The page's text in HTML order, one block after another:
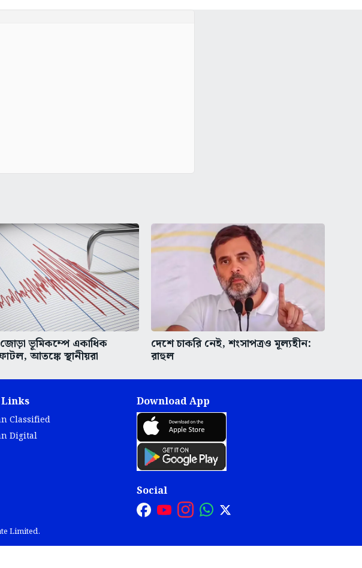
ভূমিকম্পে একাধিক
আতঙ্কে স্থানীয়রা
দেশে চাকরি নেই, শংসাপত্রও মূল্যহীন:
রাহুল
Classified
Digital
Download App
Social
Limited.